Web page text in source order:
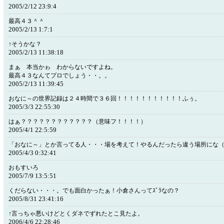
2005/2/12 23:9:4
最高４３＾＾
2005/2/13 1:7:1
↑そうかな？
2005/2/13 11:38:18
まぁ 本当かゎ わからないですよね。
最高４３なんてプロでしょう・・。。
2005/2/13 11:39:45
おなに～の世界記録は２４時間で３６回！！！！！！！！！！！ふぅ。
2005/3/3 22:55:30
はぁ？？？？？？？？？？？？（意味フ！！！！）
2005/4/1 22:5:59
「おなに～」とか言ってる人・・・場を考えて！やるんだったら違う場所にな
2005/4/3 0:32:41
おもすいろ
2005/7/9 13:5:51
くだらない・・・。でも面白かったぁ！小倉さんってｽﾞﾗなの？
2005/8/31 23:41:16
↑言っちゃ悪いけどとくダネでずれたとこ見たよ。
2006/4/6 22:28:46